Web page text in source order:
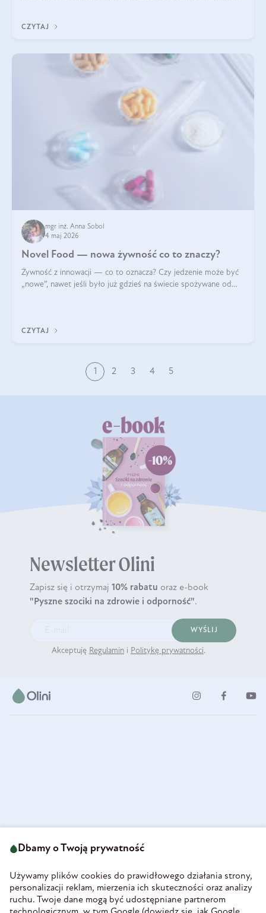
CZYTAJ
mgr inż. Anna Sobol
4 maj 2026
Novel Food — nowa żywność co to znaczy?
Żywność z innowacji — co to oznacza? Czy jedzenie może być
„nowe”, nawet jeśli było już gdzieś na świecie spożywane od
CZYTAJ
1 2 3 4 5
Newsletter Olini
Zapisz się i otrzymaj 10% rabatu oraz e-book
"Pyszne szociki na zdrowie i odporność".
WYŚLIJ
Akceptuję Regulamin i Politykę prywatności.
58-160 Świebodzice
REGON 890213034
INFORMACJE
Dbamy o Twoją prywatność
Używamy plików cookies do prawidłowego działania strony,
personalizacji reklam, mierzenia ich skuteczności oraz analizy
ruchu. Twoje dane mogą być udostępniane partnerom